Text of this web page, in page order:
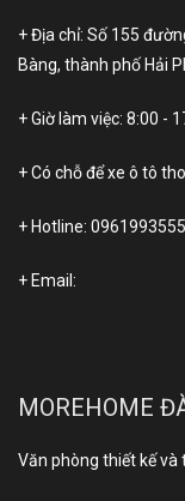
+ Địa chỉ: Số 155
Bàng, thành phố Hải
+ Giờ làm việc: 8:00 -
+ Có chỗ để xe ô tô
+ Hotline: 0961993555
+ Email:
MOREHOME
Văn phòng thiết kế và